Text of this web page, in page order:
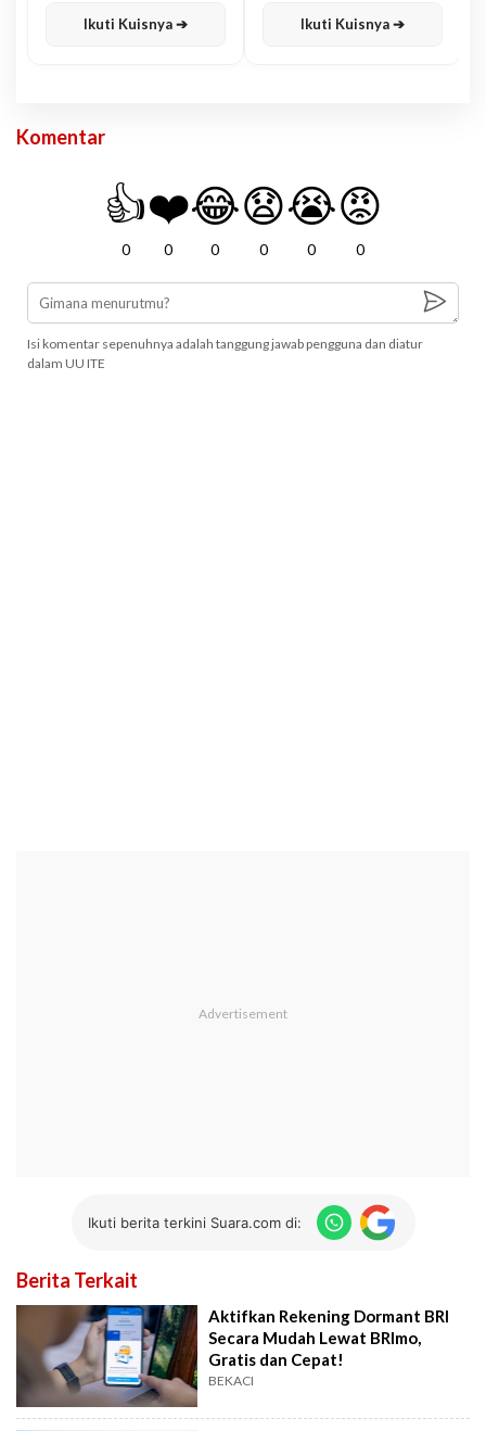
Ikuti Kuisnya ➔ Ikuti Kuisnya ➔
Komentar
👍
0
❤️
0
😂
0
😧
0
😭
0
😡
0
Isi komentar sepenuhnya adalah tanggung jawab pengguna dan diatur
dalam UU ITE
Ikuti berita terkini Suara.com di:
Berita Terkait
Aktifkan Rekening Dormant BRI
Secara Mudah Lewat BRImo,
Gratis dan Cepat!
BEKACI